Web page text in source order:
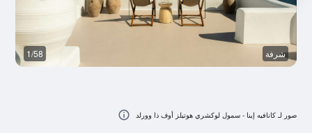
شرفة 1/58
صور لـ كانافيه إينا - سمول لوكشري هوتيلز أوف ذا وورلد